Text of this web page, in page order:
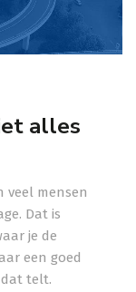
alles
veel mensen
Dat is
je de
een goed
dat telt.